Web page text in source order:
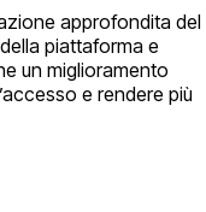
approfondita del
piattaforma e
un miglioramento
e rendere più